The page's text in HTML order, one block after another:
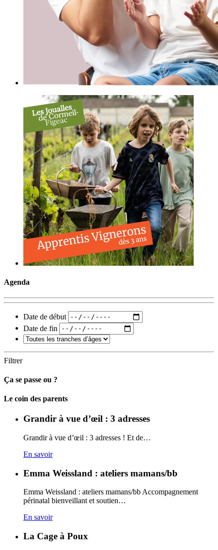
Agenda
Date de début
Date de fin
Filtrer
Ça se passe ou ?
Carto
Le coin des parents
Grandir à vue d’œil : 3 adresses
Grandir à vue d’œil : 3 adresses ! Et de…
En savoir
Emma Weissland : ateliers mamans/bb
Emma Weissland : ateliers mamans/bb Accompagnement
périnatal bienveillant et soutien…
En savoir
La Cage à Poux